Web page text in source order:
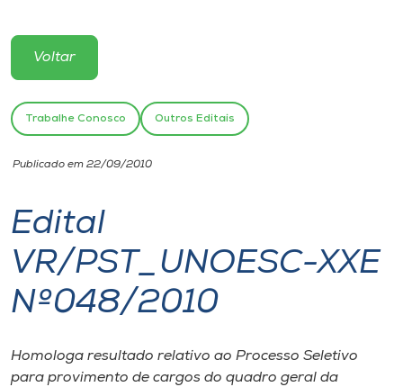
Atendimento ao Estudante
Portal de Ensino
Unoesc
Internacionalização
I.nova
Cultura
Voltar
Trabalhe Conosco Outros Editais
Publicado em 22/09/2010
Edital
VR/PST_UNOESC-XXE
Nº048/2010
Homologa resultado relativo ao Processo Seletivo
para provimento de cargos do quadro geral da